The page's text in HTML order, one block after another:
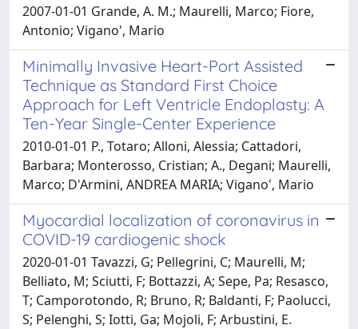
2007-01-01 Grande, A. M.; Maurelli, Marco; Fiore,
Antonio; Vigano', Mario
Minimally Invasive Heart-Port Assisted
Technique as Standard First Choice
Approach for Left Ventricle Endoplasty: A
Ten-Year Single-Center Experience
2010-01-01 P., Totaro; Alloni, Alessia; Cattadori,
Barbara; Monterosso, Cristian; A., Degani; Maurelli,
Marco; D'Armini, ANDREA MARIA; Vigano', Mario
Myocardial localization of coronavirus in
COVID-19 cardiogenic shock
2020-01-01 Tavazzi, G; Pellegrini, C; Maurelli, M;
Belliato, M; Sciutti, F; Bottazzi, A; Sepe, Pa; Resasco,
T; Camporotondo, R; Bruno, R; Baldanti, F; Paolucci,
S; Pelenghi, S; Iotti, Ga; Mojoli, F; Arbustini, E.